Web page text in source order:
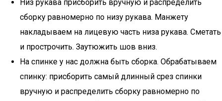
Низ рукава присборить вручную и распределить
сборку равномерно по низу рукава. Манжету
накладываем на лицевую часть низа рукава. Сметать
и прострочить. Заутюжить шов вниз.
На спинке у нас должна быть сборка. Обрабатываем
спинку: присборить самый длинный срез спинки
вручную и распределить сборку равномерно по